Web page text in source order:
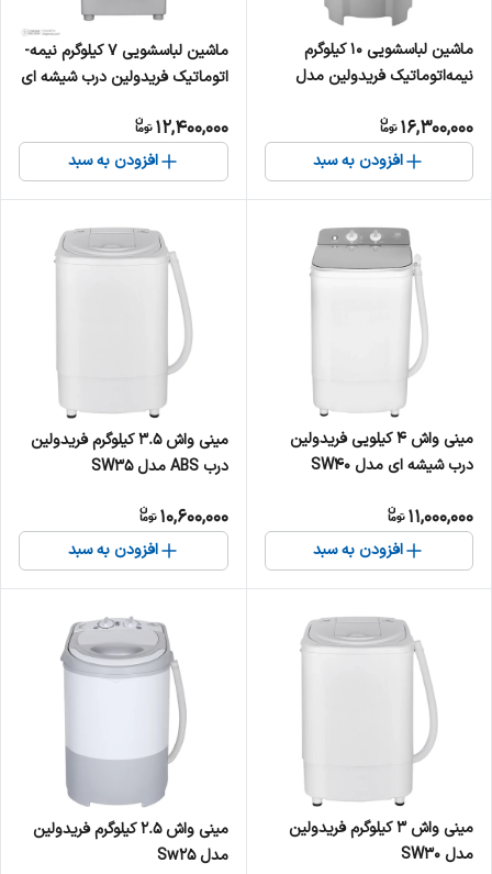
ماشین لباسشویی 10 کیلوگرم
نیمه‌اتوماتیک فریدولین مدل
16,300,000
افزودن به سبد
ماشین لباسشویی 7 کیلوگرم نیمه-
اتوماتیک فریدولین درب شیشه ای
12,400,000
افزودن به سبد
مینی‌ واش 4 کیلویی فریدولین
درب شیشه ای مدل SW40
11,000,000
افزودن به سبد
مینی‌ واش 3.5 کیلوگرم فریدولین
درب ABS مدل SW35
10,600,000
افزودن به سبد
مینی‌ واش 3 کیلوگرم فریدولین
مدل SW30
مینی‌ واش 2.5 کیلوگرم فریدولین
مدل Sw25